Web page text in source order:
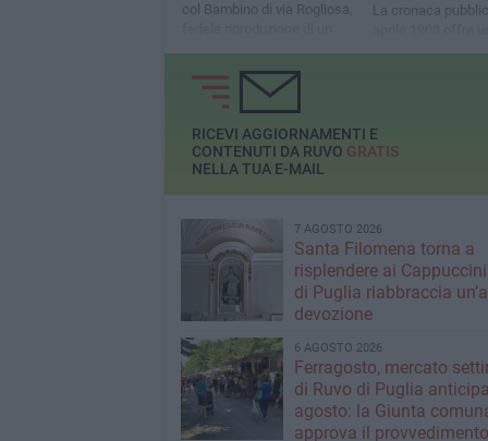
col Bambino di via Rogliosa,
La cronaca
straordinario
RICEVI AGGIORNAMENTI E
CONTENUTI DA RUVO GRATIS
NELLA TUA E-MAIL
7 AGOSTO 2026
Santa Filomena torna a
risplendere ai
di Puglia riabbraccia
devozione
6 AGOSTO 2026
Ferragosto, mercato
di Ruvo di Puglia
agosto: la Giunta
approva il provvedimento